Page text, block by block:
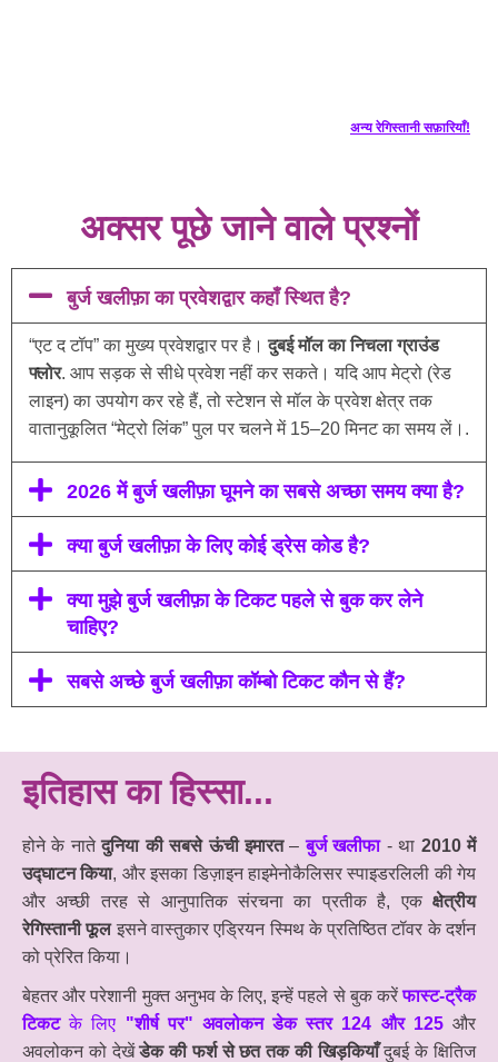
अन्य रेगिस्तानी सफ़ारियाँ!
अक्सर पूछे जाने वाले प्रश्नों
बुर्ज खलीफ़ा का प्रवेशद्वार कहाँ स्थित है?
“एट द टॉप” का मुख्य प्रवेशद्वार पर है।दुबई मॉल का निचला ग्राउंड
फ्लोर. आप सड़क से सीधे प्रवेश नहीं कर सकते। यदि आप मेट्रो (रेड
लाइन) का उपयोग कर रहे हैं, तो स्टेशन से मॉल के प्रवेश क्षेत्र तक
वातानुकूलित “मेट्रो लिंक” पुल पर चलने में 15–20 मिनट का समय लें।.
2026 में बुर्ज खलीफ़ा घूमने का सबसे अच्छा समय क्या है?
क्या बुर्ज खलीफ़ा के लिए कोई ड्रेस कोड है?
क्या मुझे बुर्ज खलीफ़ा के टिकट पहले से बुक कर लेने
चाहिए?
सबसे अच्छे बुर्ज खलीफ़ा कॉम्बो टिकट कौन से हैं?
इतिहास का हिस्सा...
होने के नातेदुनिया की सबसे ऊंची इमारत–बुर्ज खलीफा- था 2010 में
उद्घाटन किया, और इसका डिज़ाइन हाइमेनोकैलिसर स्पाइडरलिली की गेय
और अच्छी तरह से आनुपातिक संरचना का प्रतीक है, एक क्षेत्रीय
रेगिस्तानी फूलइसने वास्तुकार एड्रियन स्मिथ के प्रतिष्ठित टॉवर के दर्शन
को प्रेरित किया।
बेहतर और परेशानी मुक्त अनुभव के लिए, इन्हें पहले से बुक करेंफास्ट-ट्रैक
टिकटके लिए "शीर्ष पर" अवलोकन डेक स्तर 124 और 125और
अवलोकन को देखेंडेक की फर्श से छत तक की खिड़कियाँदुबई के क्षितिज